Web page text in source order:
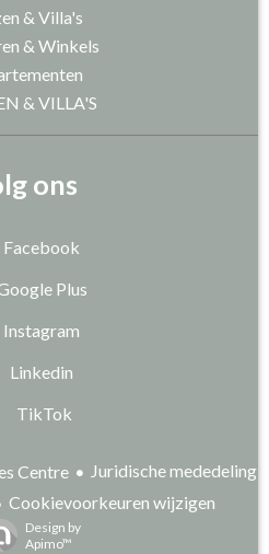
& Villa's
& Winkels
& VILLA'S
ons
Facebook
Plus
Instagram
Linkedin
TikTok
Centre
Juridische mededeling
Cookievoorkeuren wijzigen
Design by
Apimo™